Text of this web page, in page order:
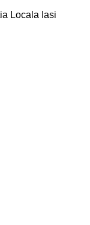
Locala Iasi